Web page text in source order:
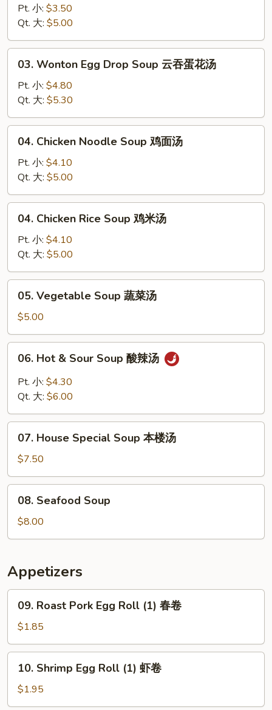
Drop
Soup
蛋
花
Pt. 小: $3.50
Qt. 大: $5.00
Wonton
Egg
Drop
Soup
云
03. Wonton Egg Drop Soup 云吞蛋花汤
Pt. 小: $4.80
Qt. 大: $5.30
Chicken
Noodle
Soup
鸡
面
04. Chicken Noodle Soup 鸡面汤
Pt. 小: $4.10
Qt. 大: $5.00
Chicken
Rice
Soup
鸡
米
04. Chicken Rice Soup 鸡米汤
Pt. 小: $4.10
Qt. 大: $5.00
Vegetable
Soup
蔬
菜
05. Vegetable Soup 蔬菜汤
$5.00
Hot
Sour
酸
06. Hot & Sour Soup 酸辣汤
Pt. 小: $4.30
Qt. 大: $6.00
House
Special
Soup
本
07. House Special Soup 本楼汤
$7.50
Seafood
Soup
08. Seafood Soup
$8.00
Appetizers
Roast
Pork
Egg
Roll
(1)
09. Roast Pork Egg Roll (1) 春卷
$1.85
Shrimp
Egg
Roll
10. Shrimp Egg Roll (1) 虾卷
$1.95